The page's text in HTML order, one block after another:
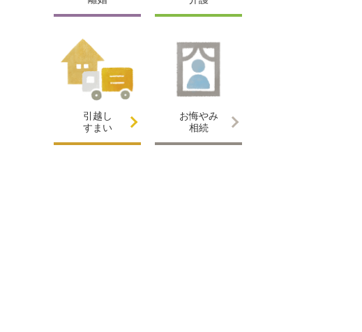
引越し
すまい
お悔やみ
相続